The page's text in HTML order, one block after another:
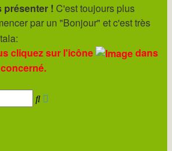
présenter ! C'est toujours plus
par un "Bonjour" et c'est très
cliquez sur l'icône
dans
Rechercher